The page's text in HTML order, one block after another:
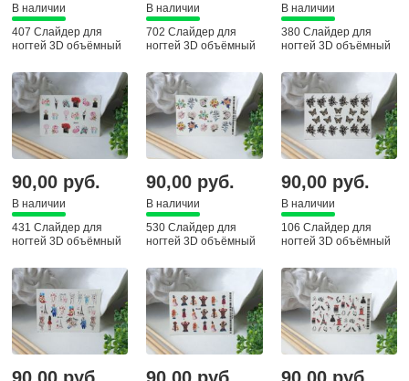
В наличии
407 Слайдер для
ногтей 3D объёмный
В наличии
702 Слайдер для
ногтей 3D объёмный
В наличии
380 Слайдер для
ногтей 3D объёмный
90,00 руб.
В наличии
431 Слайдер для
ногтей 3D объёмный
90,00 руб.
В наличии
530 Слайдер для
ногтей 3D объёмный
90,00 руб.
В наличии
106 Слайдер для
ногтей 3D объёмный